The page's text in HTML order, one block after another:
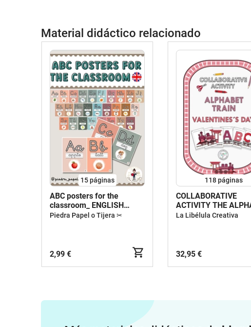
Material didáctico relacionado
15páginas
ABC posters for the
classroom_ ENGLISH
ALPHABET
Piedra Papel o Tijera ✂
2,99 €
118páginas
COLLABORATIVE
ACTIVITY THE
TRAIN VALETINE'S
La Libélula Creativa
32,95 €